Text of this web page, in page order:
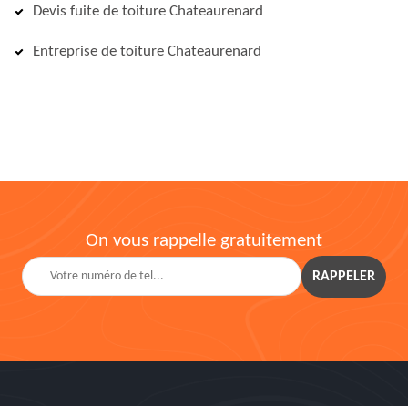
Devis fuite de toiture Chateaurenard
Entreprise de toiture Chateaurenard
On vous rappelle gratuitement